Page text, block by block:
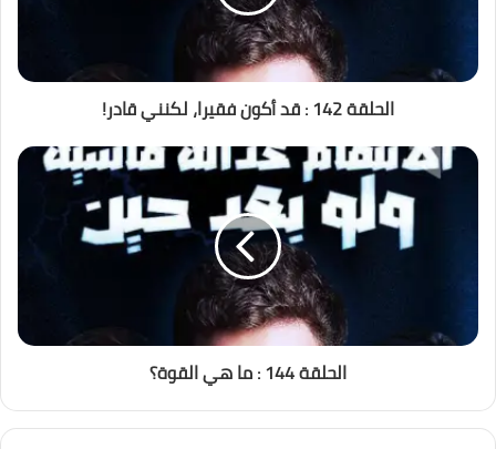
الحلقة 142 : قد أكون فقيرا، لكنني قادر!
الحلقة 144 : ما هي القوة؟